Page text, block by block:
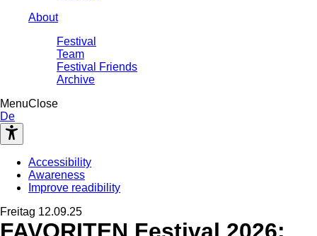
About
Festival
Team
Festival Friends
Archive
MenuClose
De
Accessibility
Awareness
Improve readibility
Freitag 12.09.25